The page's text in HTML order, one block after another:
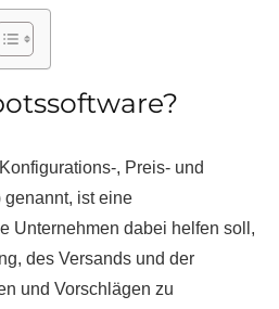
, Preis- und
ist eine
Unternehmen dabei helfen soll,
des Versands und der
und Vorschlägen zu